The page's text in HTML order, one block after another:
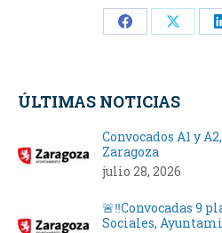
Share Share
ÚLTIMAS NOTICIAS
Convocados A1 y
Zaragoza
julio 28, 2026
🚨‼️Convocadas 9
Sociales,